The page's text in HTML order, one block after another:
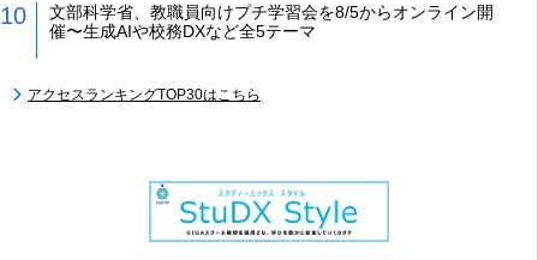
文部科学省、教職員向けプチ学習会を8/5からオンライン開
催〜生成AIや校務DXなど全5テーマ
アクセスランキングTOP30はこちら